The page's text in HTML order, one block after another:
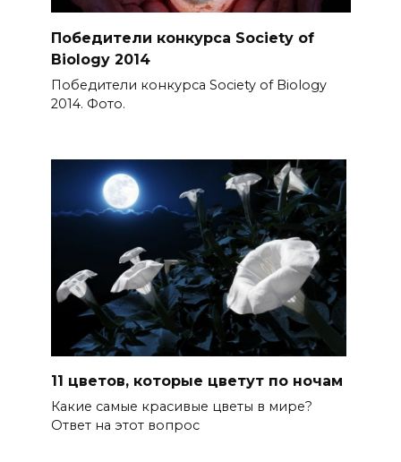
Победители конкурса Society of
Biology 2014
Победители конкурса Society of Biology
2014. Фото.
11 цветов, которые цветут по ночам
Какие самые красивые цветы в мире?
Ответ на этот вопрос